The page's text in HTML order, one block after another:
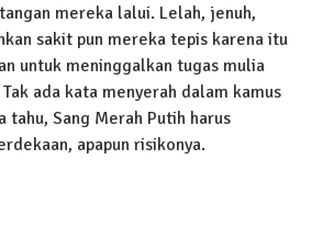
mereka lalui. Lelah, jenuh,
sakit pun mereka tepis karena itu
untuk meninggalkan tugas mulia
ada kata menyerah dalam kamus
tahu, Sang Merah Putih harus
apapun risikonya.